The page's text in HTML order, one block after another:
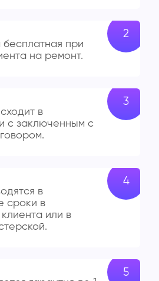
бесплатная при
на ремонт.
в
с заключенным с
в
сроки в
или в